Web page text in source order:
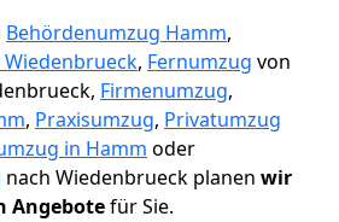
Behördenumzug Hamm,
, Fernumzug von
Firmenumzug,
, Praxisumzug, Privatumzug
in Hamm oder
nach Wiedenbrueck planen wir
Angebotefür Sie.